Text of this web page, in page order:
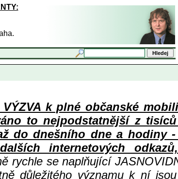
VÝZVA k plné občanské
to nejpodstatnější z
do dnešního dne a hodiny
internetových
rychle se naplňující
důležitého významu k ní